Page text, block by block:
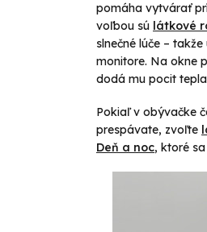
pomáha vytvárať
voľbou sú látkové
slnečné lúče –
monitore. Na okne
dodá mu pocit
Pokiaľ v obývačke
prespávate, zvoľte
Deň a noc, ktoré